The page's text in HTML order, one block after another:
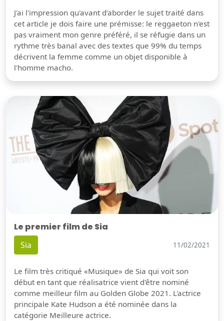
J'ai l'impression qu'avant d'aborder le sujet traité dans
cet article je dois faire une prémisse: le reggaeton n'est
pas vraiment mon genre préféré, il se réfugie dans un
rythme très banal avec des textes que 99% du temps
décrivent la femme comme un objet disponible à
l'homme macho.
Le premier film de Sia
Sia 11/02/2021
Le film très critiqué «Musique» de Sia qui voit son
début en tant que réalisatrice vient d'être nominé
comme meilleur film au Golden Globe 2021. L'actrice
principale Kate Hudson a été nominée dans la
catégorie Meilleure actrice.